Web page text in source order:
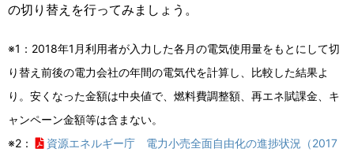
の切り替えを行ってみましょう。
※1：2018年1月利用者が入力した各月の電気使用量をもとにして切
り替え前後の電力会社の年間の電気代を計算し、比較した結果よ
り。安くなった金額は中央値で、燃料費調整額、再エネ賦課金、キ
ャンペーン金額等は含まない。
※2：
資源エネルギー庁 電力小売全面自由化の進捗状況（2017